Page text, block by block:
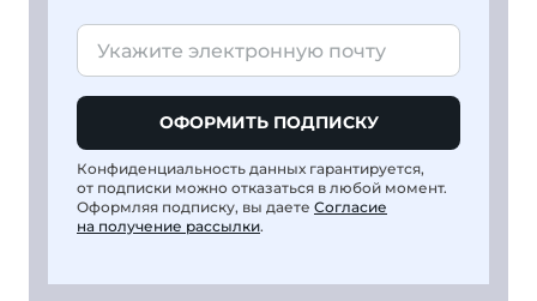
ОФОРМИТЬ ПОДПИСКУ
Конфиденциальность данных гарантируется,
от подписки можно отказаться в любой момент.
Оформляя подписку, вы даете Согласие
на получение рассылки.